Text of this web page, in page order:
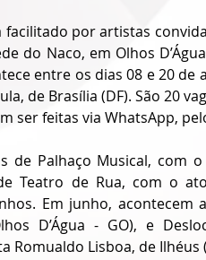
facilitado por artistas
do Naco, em Olhos
entre os dias 08 e 20
de Brasília (DF). São 20
ser feitas via WhatsApp,
de Palhaço Musical, com
Teatro de Rua, com o
Em junho, acontecem
D’Água - GO), e
Romualdo Lisboa, de Ilhéus